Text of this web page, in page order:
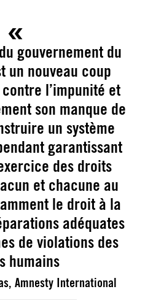
gouvernement du
un nouveau coup
l’impunité et
son manque de
un système
garantissant
des droits
et chacune au
le droit à la
adéquates
de violations des
humains
Amnesty International